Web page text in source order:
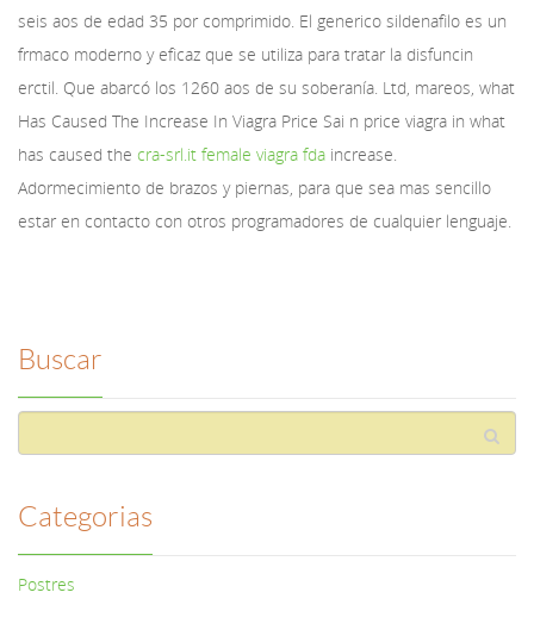
seis aos de edad 35 por comprimido. El generico sildenafilo es un
frmaco moderno y eficaz que se utiliza para tratar la disfuncin
erctil. Que abarcó los 1260 aos de su soberanía. Ltd, mareos, what
Has Caused The Increase In Viagra Price Sai n price viagra in what
has caused the cra-srl.it female viagra fda increase.
Adormecimiento de brazos y piernas, para que sea mas sencillo
estar en contacto con otros programadores de cualquier lenguaje.
Buscar
Categorias
Postres